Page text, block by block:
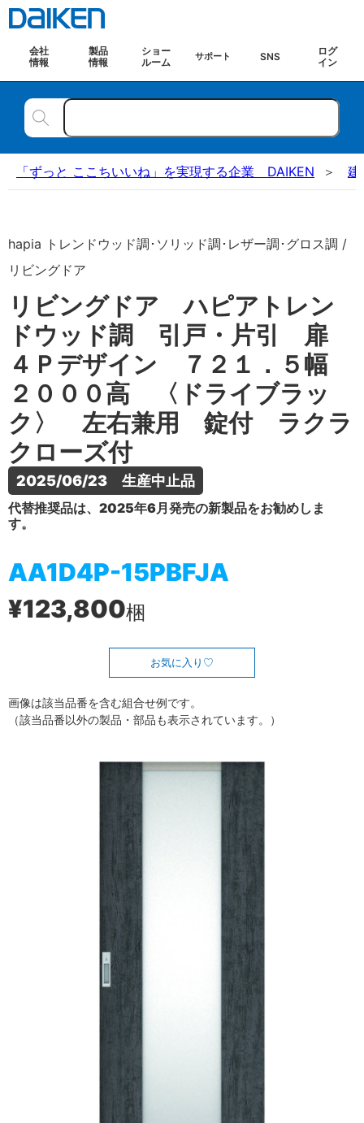
会社
情報
製品
情報
ショー
ルーム
サポート SNS
ログ
イン
「ずっと ここちいいね」を実現する企業 DAIKEN 建
hapia トレンドウッド調･ソリッド調･レザー調･グロス調 /
リビングドア
リビングドア ハピアトレン
ドウッド調 引戸・片引 扉
４Ｐデザイン ７２１．５幅
２０００高 〈ドライブラッ
ク〉 左右兼用 錠付 ラクラ
クローズ付
2025/06/23　生産中止品
代替推奨品は、2025年6月発売の新製品をお勧めしま
す。
AA1D4P-15PBFJA
¥123,800梱
お気に入り
画像は該当品番を含む組合せ例です。
（該当品番以外の製品・部品も表示されています。）